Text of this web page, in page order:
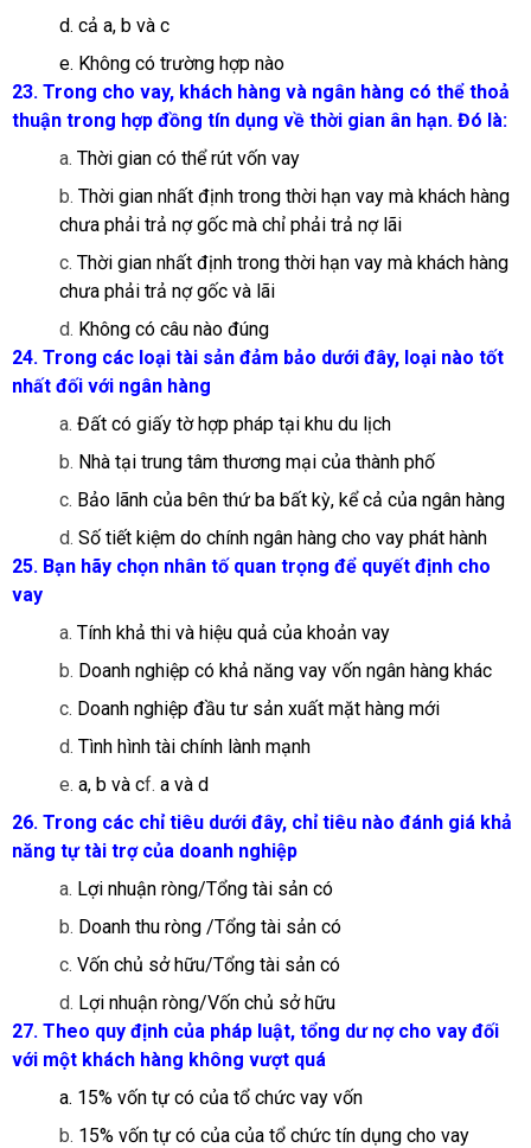
d. cả a, b và c
e. Không có trường hợp nào
23. Trong cho vay, khách hàng và ngân hàng có thể thoả
thuận trong hợp đồng tín dụng về thời gian ân hạn. Đó là:
a. Thời gian có thể rút vốn vay
b. Thời gian nhất định trong thời hạn vay mà khách hàng
chưa phải trả nợ gốc mà chỉ phải trả nợ lãi
c. Thời gian nhất định trong thời hạn vay mà khách hàng
chưa phải trả nợ gốc và lãi
d. Không có câu nào đúng
24. Trong các loại tài sản đảm bảo dưới đây, loại nào tốt
nhất đối với ngân hàng
a. Đất có giấy tờ hợp pháp tại khu du lịch
b. Nhà tại trung tâm thương mại của thành phố
c. Bảo lãnh của bên thứ ba bất kỳ, kể cả của ngân hàng
d. Số tiết kiệm do chính ngân hàng cho vay phát hành
25. Bạn hãy chọn nhân tố quan trọng để quyết định cho
vay
a. Tính khả thi và hiệu quả của khoản vay
b. Doanh nghiệp có khả năng vay vốn ngân hàng khác
c. Doanh nghiệp đầu tư sản xuất mặt hàng mới
d. Tình hình tài chính lành mạnh
e. a, b và cf. a và d
26. Trong các chỉ tiêu dưới đây, chỉ tiêu nào đánh giá khả
năng tự tài trợ của doanh nghiệp
a. Lợi nhuận ròng/Tổng tài sản có
b. Doanh thu ròng /Tổng tài sản có
c. Vốn chủ sở hữu/Tổng tài sản có
d. Lợi nhuận ròng/Vốn chủ sở hữu
27. Theo quy định của pháp luật, tổng dư nợ cho vay đối
với một khách hàng không vượt quá
a. 15% vốn tự có của tổ chức vay vốn
b. 15% vốn tự có của của tổ chức tín dụng cho vay